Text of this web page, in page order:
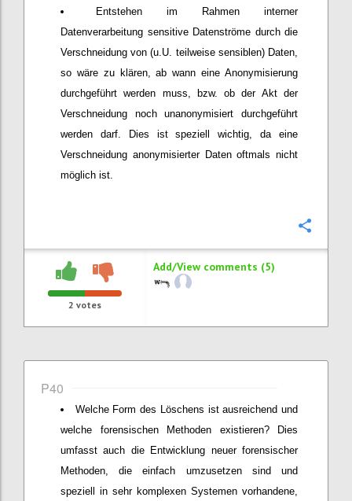
Entstehen im Rahmen interner
Datenverarbeitung sensitive Datenströme durch die
Verschneidung von (u.U. teilweise sensiblen) Daten,
so wäre zu klären, ab wann eine Anonymisierung
durchgeführt werden muss, bzw. ob der Akt der
Verschneidung noch unanonymisiert durchgeführt
werden darf. Dies ist speziell wichtig, da eine
Verschneidung anonymisierter Daten oftmals nicht
möglich ist.
2 votes
Add/View comments (5)
P40
Welche Form des Löschens ist ausreichend und
welche forensischen Methoden existieren? Dies
umfasst auch die Entwicklung neuer forensischer
Methoden, die einfach umzusetzen sind und
speziell in sehr komplexen Systemen vorhandene,